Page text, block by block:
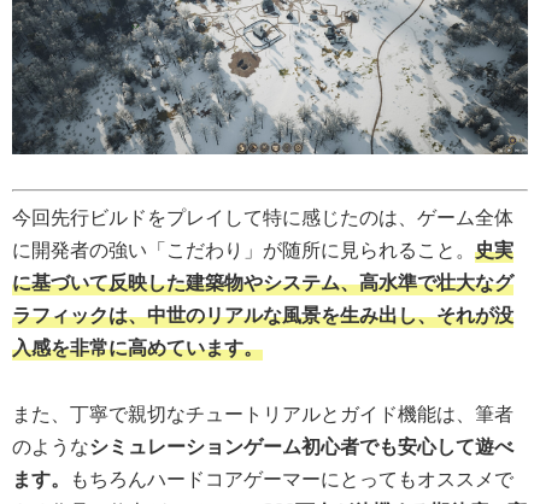
今回先行ビルドをプレイして特に感じたのは、ゲーム全体
に開発者の強い「こだわり」が随所に見られること。 史実
に基づいて反映した建築物やシステム、高水準で壮大なグ
ラフィックは、中世のリアルな風景を生み出し、それが没
入感を非常に高めています。
また、丁寧で親切なチュートリアルとガイド機能は、筆者
のようなシミュレーションゲーム初心者でも安心して遊べ
ます。 もちろんハードコアゲーマーにとってもオススメで